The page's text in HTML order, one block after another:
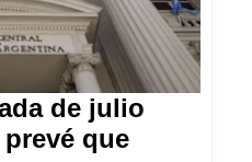
de julio
que